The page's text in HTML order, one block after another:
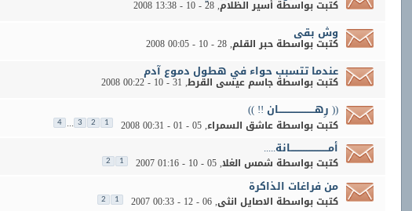
كتبت بواسطةأسير الظلام‏, 28 - 10 - 2008 13:38
وش بقى
كتبت بواسطةحبر القلم‏, 28 - 10 - 2008 00:05
عندما تتسبب حواء في هطول دموع آدم
كتبت بواسطةجاسم عيسى القرط‏, 31 - 10 - 2008 00:22
(( رِهـــــــــــــــــــــــان !! ))
كتبت بواسطةعاشق السمراء‏, 05 - 01 - 2008 00:31
1
2
3
...
4
أمــــــــــــــــــــــــانة.....
كتبت بواسطة شمس الغلا‏, 05 - 10 - 2007 01:16
1
2
من فراغات الذاكرة
كتبت بواسطة الاصايل انثى‏, 06 - 12 - 2007 00:33
1
2